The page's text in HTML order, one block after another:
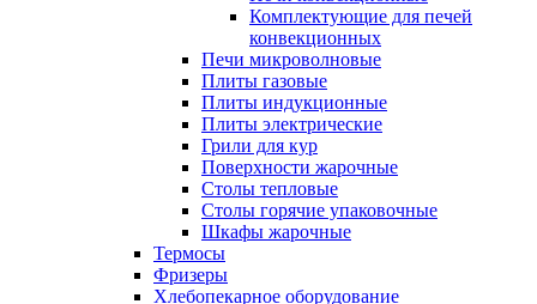
Комплектующие для печей
конвекционных
Печи микроволновые
Плиты газовые
Плиты индукционные
Плиты электрические
Грили для кур
Поверхности жарочные
Столы тепловые
Столы горячие упаковочные
Шкафы жарочные
Термосы
Фризеры
Хлебопекарное оборудование